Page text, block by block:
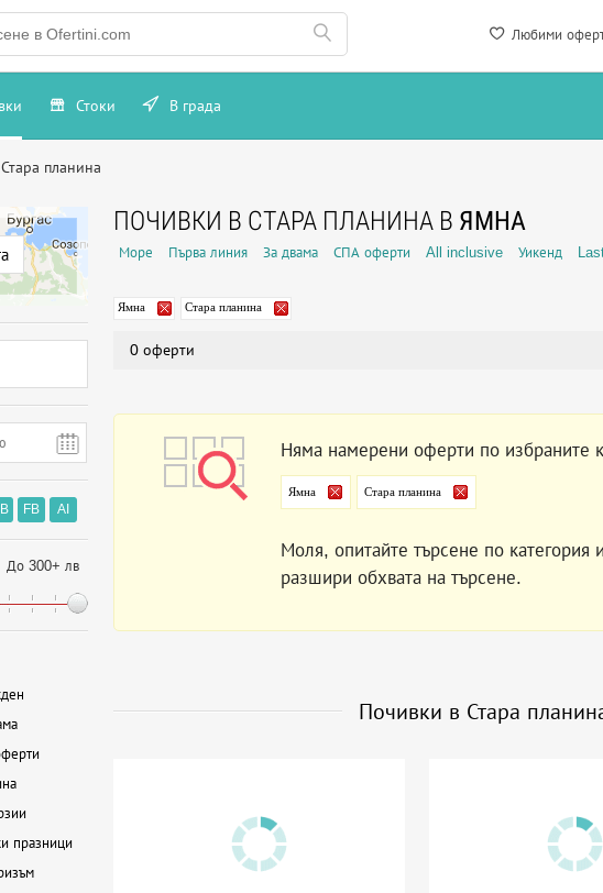
Любими
Стоки В града
Стара планина
FB AI
До 300+ лв
празници
ПОЧИВКИ В СТАРА ПЛАНИНА В ЯМНА
Море Първа линия За двама СПА оферти All inclusive Уикенд
Ямна Стара планина
0 оферти
Няма намерени оферти по избраните
Ямна Стара планина
Моля, опитайте търсене по
разшири обхвата на търсене.
Почивки в Стара